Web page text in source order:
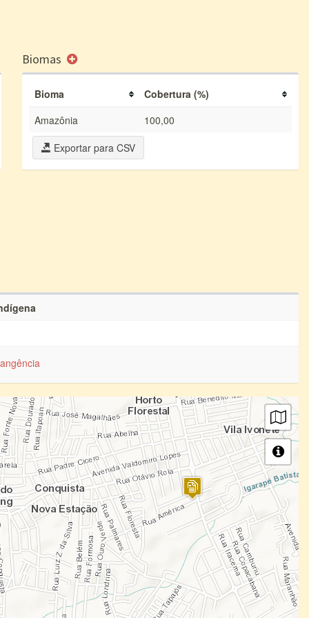
Biomas
Bioma
Cobertura (%)
Amazônia
100,00
Exportar para CSV